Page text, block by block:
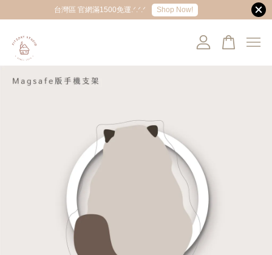
台灣區 官網滿1500免運.ᐟ.ᐟ.ᐟ Shop Now!
您的購物車目前還是空的。